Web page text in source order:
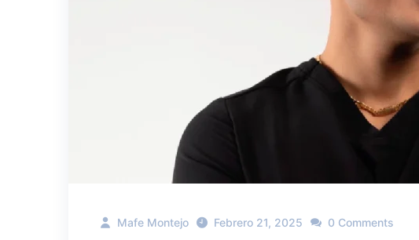
Mafe Montejo Febrero 21, 2025 0 Comments